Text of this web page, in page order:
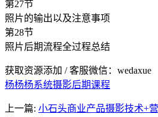
第27节
照片的输出以及注意事项
第28节
照片后期流程全过程总结
获取资源添加 / 客服微信：wedaxue
杨杨杨系统摄影后期课程
上一篇: 小石头商业产品摄影技术+